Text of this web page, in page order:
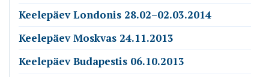
Keelepäev Londonis 28.02–02.03.2014
Keelepäev Moskvas 24.11.2013
Keelepäev Budapestis 06.10.2013